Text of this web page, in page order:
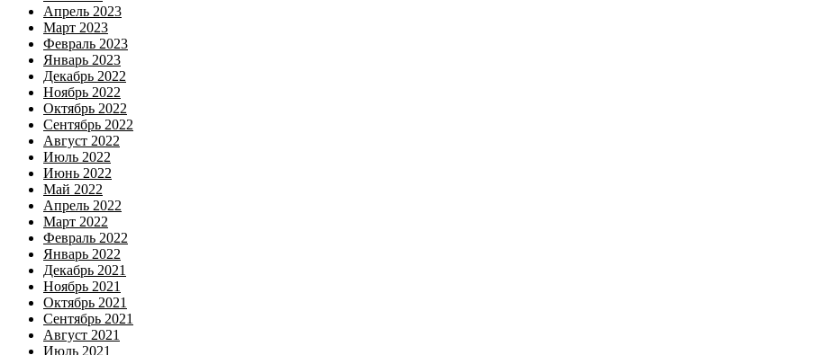
Апрель 2023
Март 2023
Февраль 2023
Январь 2023
Декабрь 2022
Ноябрь 2022
Октябрь 2022
Сентябрь 2022
Август 2022
Июль 2022
Июнь 2022
Май 2022
Апрель 2022
Март 2022
Февраль 2022
Январь 2022
Декабрь 2021
Ноябрь 2021
Октябрь 2021
Сентябрь 2021
Август 2021
Июль 2021